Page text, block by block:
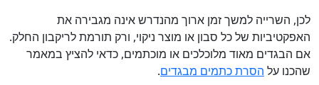
לכן, השרייה למשך זמן ארוך מהנדרש אינה מגבירה את
האפקטיביות של כל סבון או מוצר ניקוי, ורק תורמת לריקבון החלק.
אם הבגדים מאוד מלוכלכים או מוכתמים, כדאי להציץ במאמר
שהכנו על הסרת כתמים מבגדים.